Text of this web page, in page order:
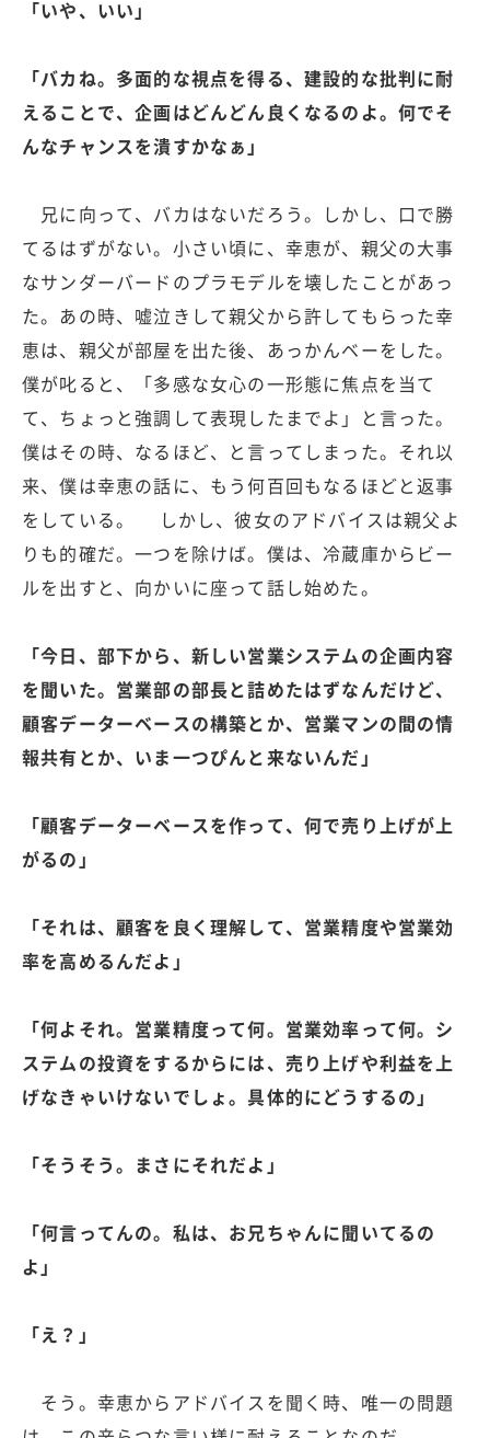
「いや、いい」
「バカね。多面的な視点を得る、建設的な批判に耐
えることで、企画はどんどん良くなるのよ。何でそ
んなチャンスを潰すかなぁ」
兄に向って、バカはないだろう。しかし、口で勝
てるはずがない。小さい頃に、幸恵が、親父の大事
なサンダーバードのプラモデルを壊したことがあっ
た。あの時、嘘泣きして親父から許してもらった幸
恵は、親父が部屋を出た後、あっかんベーをした。
僕が叱ると、「多感な女心の一形態に焦点を当て
て、ちょっと強調して表現したまでよ」と言った。
僕はその時、なるほど、と言ってしまった。それ以
来、僕は幸恵の話に、もう何百回もなるほどと返事
をしている。 しかし、彼女のアドバイスは親父よ
りも的確だ。一つを除けば。僕は、冷蔵庫からビー
ルを出すと、向かいに座って話し始めた。
「今日、部下から、新しい営業システムの企画内容
を聞いた。営業部の部長と詰めたはずなんだけど、
顧客データーベースの構築とか、営業マンの間の情
報共有とか、いま一つぴんと来ないんだ」
「顧客データーベースを作って、何で売り上げが上
がるの」
「それは、顧客を良く理解して、営業精度や営業効
率を高めるんだよ」
「何よそれ。営業精度って何。営業効率って何。シ
ステムの投資をするからには、売り上げや利益を上
げなきゃいけないでしょ。具体的にどうするの」
「そうそう。まさにそれだよ」
「何言ってんの。私は、お兄ちゃんに聞いてるの
よ」
「え？」
そう。幸恵からアドバイスを聞く時、唯一の問題